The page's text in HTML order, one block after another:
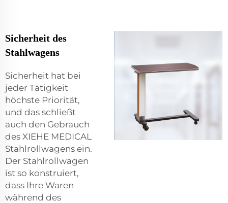
Sicherheit des
Stahlwagens
Sicherheit hat bei
jeder Tätigkeit
höchste Priorität,
und das schließt
auch den Gebrauch
des XIEHE MEDICAL
Stahlrollwagens ein.
Der Stahlrollwagen
ist so konstruiert,
dass Ihre Waren
während des